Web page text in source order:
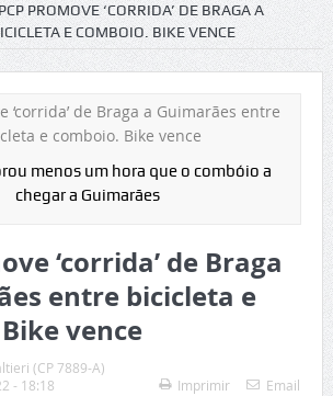
PCP PROMOVE ‘CORRIDA’ DE BRAGA A
E COMBOIO. BIKE VENCE
menos um hora que o combóio a
chegar a Guimarães
‘corrida’ de Braga
entre bicicleta e
vence
(CP 7889-A)
- 18:18 Imprimir Email